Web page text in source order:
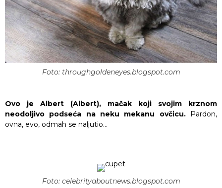
Foto: throughgoldeneyes.blogspot.com
Ovo je Albert (Albert), mačak koji svojim krznom
neodoljivo podseća na neku mekanu ovčicu. Pardon,
ovna, evo, odmah se naljutio…
Foto: celebrityaboutnews.blogspot.com